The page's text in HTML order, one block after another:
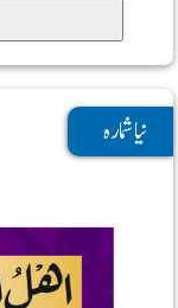
نیا شمارہ